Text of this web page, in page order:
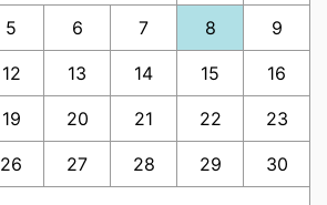
5 6 7 8 9
12 13 14 15 16
19 20 21 22 23
26 27 28 29 30